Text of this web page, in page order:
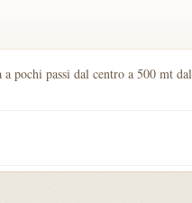
pochi passi dal centro a 500 mt